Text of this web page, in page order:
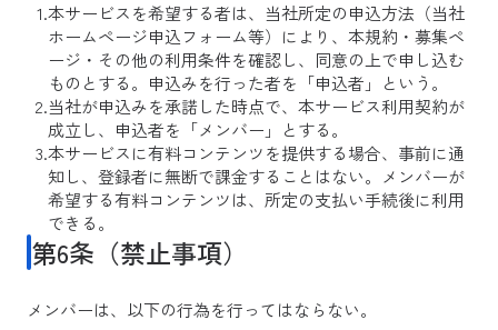
本サービスを希望する者は、当社所定の申込方法（当社
ホームページ申込フォーム等）により、本規約・募集ペ
ージ・その他の利用条件を確認し、同意の上で申し込む
ものとする。申込みを行った者を「申込者」という。
当社が申込みを承諾した時点で、本サービス利用契約が
成立し、申込者を「メンバー」とする。
本サービスに有料コンテンツを提供する場合、事前に通
知し、登録者に無断で課金することはない。メンバーが
希望する有料コンテンツは、所定の支払い手続後に利用
できる。
第6条（禁止事項）
メンバーは、以下の行為を行ってはならない。